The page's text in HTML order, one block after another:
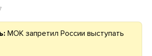
МОК запретил России выступать